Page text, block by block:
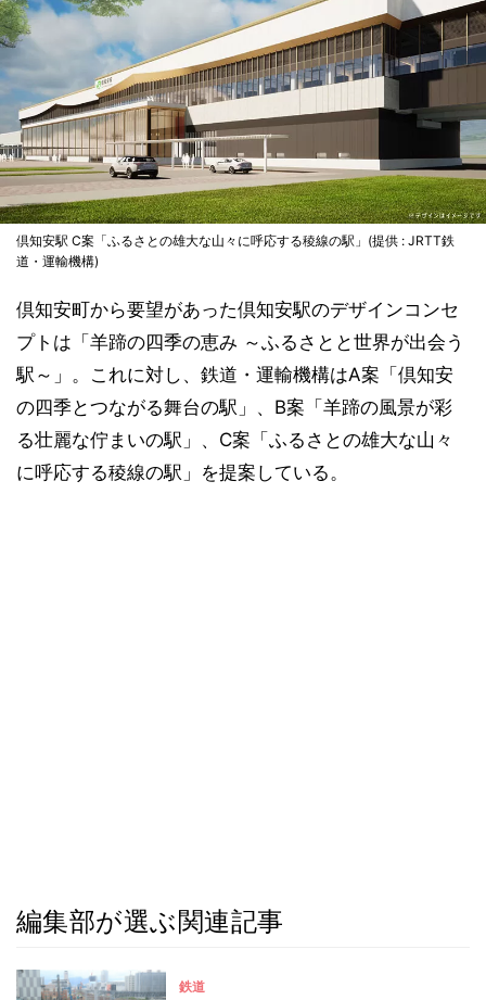
倶知安駅 C案「ふるさとの雄大な山々に呼応する稜線の駅」(提供 : JRTT鉄
道・運輸機構)
倶知安町から要望があった倶知安駅のデザインコンセ
プトは「羊蹄の四季の恵み ～ふるさとと世界が出会う
駅～」。これに対し、鉄道・運輸機構はA案「倶知安
の四季とつながる舞台の駅」、B案「羊蹄の風景が彩
る壮麗な佇まいの駅」、C案「ふるさとの雄大な山々
に呼応する稜線の駅」を提案している。
編集部が選ぶ関連記事
鉄道